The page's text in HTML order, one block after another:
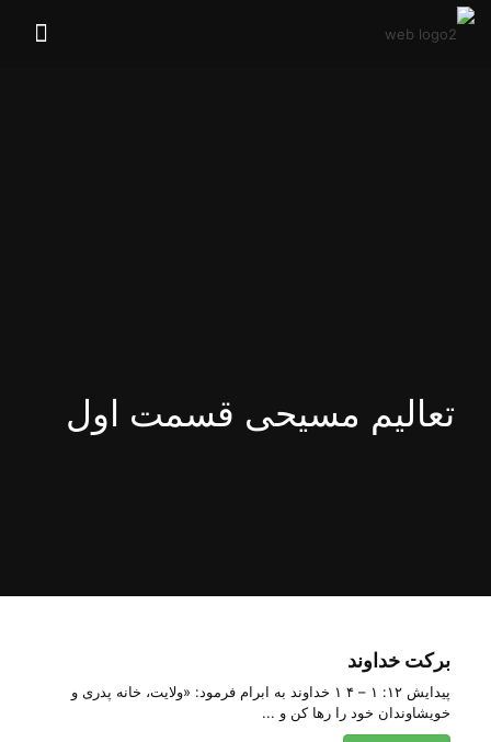
تعالیم مسیحی قسمت اول
برکت خداوند
پیدایش ۱۲: ۱ – ۴ ۱ خداوند به‌ ابرام‌ فرمود: «ولایت‌، خانه‌ پدری‌ و
خویشاوندان‌ خود را رها كن‌ و ...